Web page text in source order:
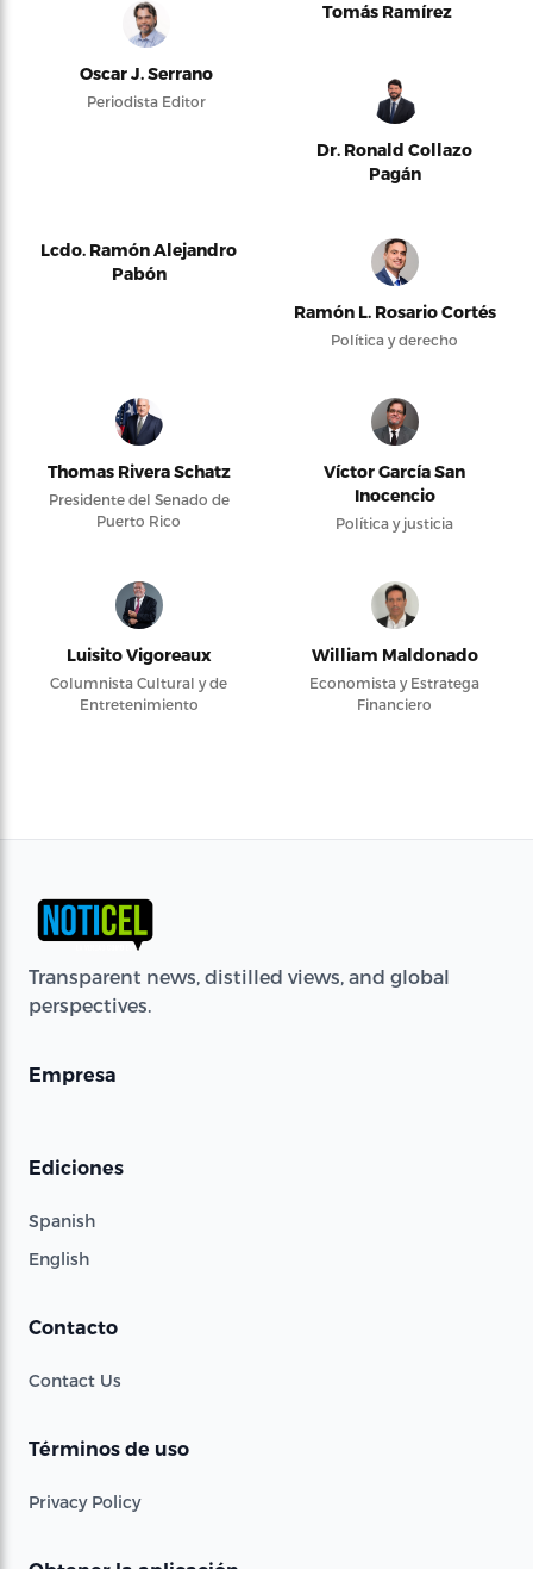
Oscar J. Serrano
Periodista Editor
Tomás Ramírez
Dr. Ronald Collazo
Pagán
Lcdo. Ramón Alejandro
Pabón
Ramón L. Rosario Cortés
Política y derecho
Thomas Rivera Schatz
Presidente del Senado de
Puerto Rico
Víctor García San
Inocencio
Política y justicia
Luisito Vigoreaux
Columnista Cultural y de
Entretenimiento
William Maldonado
Economista y Estratega
Financiero
Transparent news, distilled views, and global
perspectives.
Empresa
Ediciones
Spanish
English
Contacto
Contact Us
Términos de uso
Privacy Policy